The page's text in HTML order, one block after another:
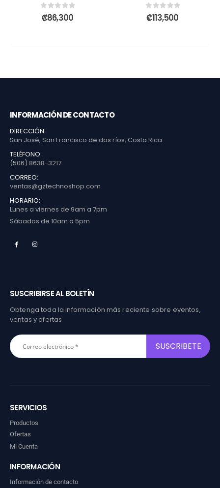
0out of 5
₡86,300 0out of 5
₡113,500
INFORMACIÓN DE CONTACTO
DIRECCIÓN:
San José, San Francisco de dos ríos, Costa Rica.
TELÉFONO:
(506) 8638-3217
CORREO:
ventas@gztechnoshop.com
HORARIO:
Lunes a viernes de 9am a 7pm
Sábados de 10am a 5pm
SUSCRIBIRSE AL BOLETÍN
Obtenga toda la información más reciente sobre eventos,
ventas y ofertas
SERVICIOS
Productos
Ofertas
Mi Cuenta
INFORMACIÓN
Información de contacto